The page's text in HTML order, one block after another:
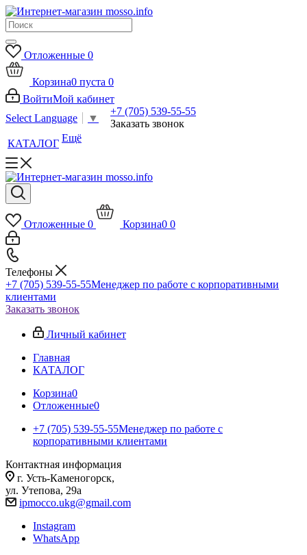
Отложенные 0
Корзина0 пуста 0
ВойтиМой кабинет
Select Language
▼
+7 (705) 539-55-55
Заказать звонок
КАТАЛОГ Ещё
Отложенные 0 Корзина0 0
Телефоны
+7 (705) 539-55-55Менеджер по работе с корпоративными
клиентами
Заказать звонок
Личный кабинет
Главная
КАТАЛОГ
Корзина0
Отложенные0
+7 (705) 539-55-55Менеджер по работе с
корпоративными клиентами
Контактная информация
г. Усть-Каменогорск,
ул. Утепова, 29а
ipmocco.ukg@gmail.com
Instagram
WhatsApp